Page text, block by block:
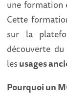
une formation
Cette
sur la
découverte
lesusages
Pourquoi un